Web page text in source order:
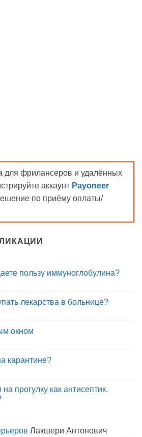
для фрилансеров и удалённых
аккаунт Payoneer
по приёму оплаты/
пользу иммуноглобулина?
лекарства в больнице?
окном
карантине?
прогулку как антисептик.
Лакшери Антонович